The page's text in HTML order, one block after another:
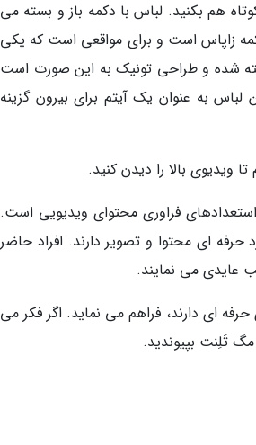
هم بکنید. لباس با دکمه باز و بسته می
زاپاس است و برای مواقعی است که یکی
شده و طراحی تونیک به این صورت است
به عنوان یک آیتم برای بیرون گزینه
فراوری محتوای ویدیویی است.
حرفه ای محتوا و تصویر دارند. افراد حاضر
عایدی می نمایند.
ای دارند، فراهم می نماید. اگر فکر می
مگ تَلِنت بپیوندید.